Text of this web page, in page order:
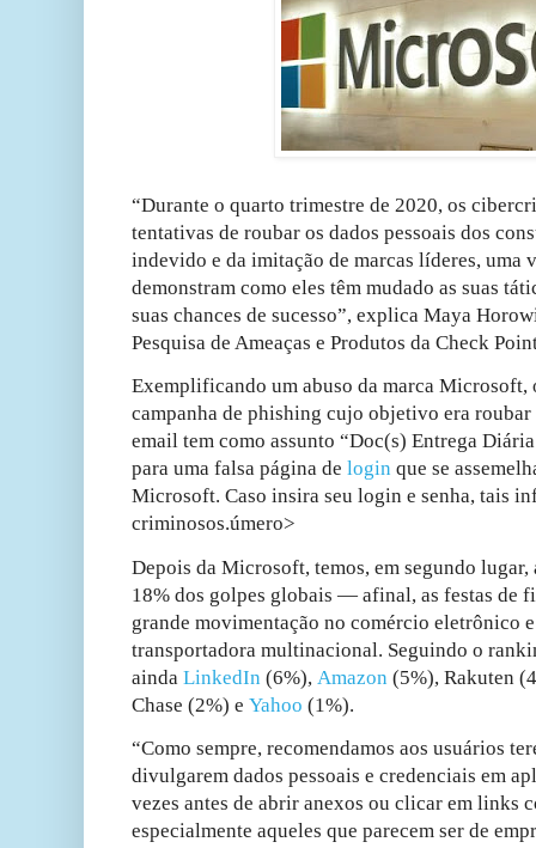
“Durante o quarto trimestre de 2020, os
tentativas de roubar os dados pessoais dos
indevido e da imitação de marcas líderes, uma
demonstram como eles têm mudado as suas
suas chances de sucesso”, explica Maya
Pesquisa de Ameaças e Produtos da Check
Exemplificando um abuso da marca Microsoft,
campanha de phishing cujo objetivo era
email tem como assunto “Doc(s) Entrega
para uma falsa página de login que se
Microsoft. Caso insira seu login e senha, tais
criminosos.úmero>
Depois da Microsoft, temos, em segundo
18% dos golpes globais — afinal, as festas de
grande movimentação no comércio eletrônico
transportadora multinacional. Seguindo o
ainda LinkedIn (6%), Amazon (5%), Rakuten
Chase (2%) e Yahoo (1%).
“Como sempre, recomendamos aos usuários
divulgarem dados pessoais e credenciais em
vezes antes de abrir anexos ou clicar em links
especialmente aqueles que parecem ser de